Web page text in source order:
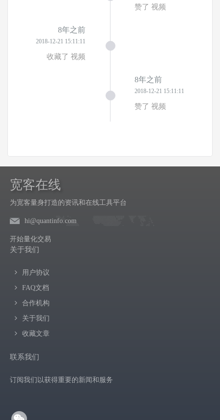
赞了 视频
8年之前
2018-12-21 15:11:11
收藏了 视频
8年之前
2018-12-21 15:11:11
赞了 视频
宽客在线
为宽客量身打造的资讯和在线工具平台
hi@quantinfo.com
开始量化交易
关于我们
用户协议
FAQ文档
合作机构
关于我们
收藏文章
联系我们
订阅我们以获得重要的新闻和服务